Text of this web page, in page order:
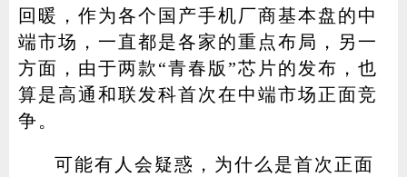
回暖，作为各个国产手机厂商基本盘的中
端市场，一直都是各家的重点布局，另一
方面，由于两款“青春版”芯片的发布，也
算是高通和联发科首次在中端市场正面竞
争。
可能有人会疑惑，为什么是首次正面